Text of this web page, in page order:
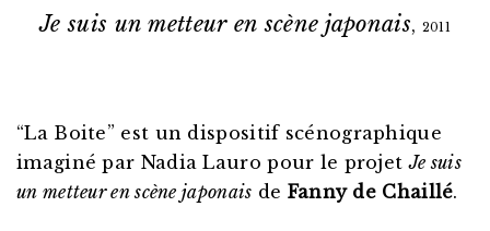
Je suis un metteur en scène japonais, 2011
“La Boite” est un dispositif scénographique
imaginé par Nadia Lauro pour le projetJe suis
un metteur en scène japonais de Fanny de Chaillé.